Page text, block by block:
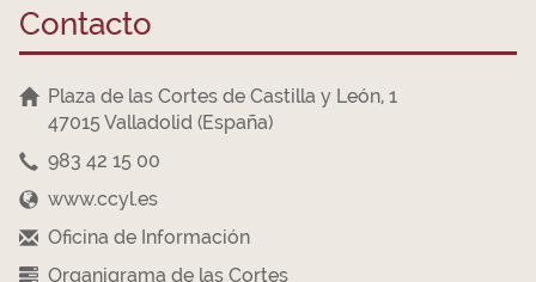
Contacto
Plaza de las Cortes de Castilla y León, 1
47015 Valladolid (España)
983 42 15 00
www.ccyl.es
Oficina de Información
Organigrama de las Cortes